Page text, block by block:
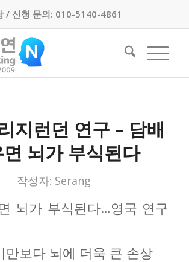
/ 신청 문의: 010-5140-4861
지런던 연구 – 담배
뇌가 부식된다
작성자: Serang
뇌가 부식된다…영국 연구
만보다 뇌에 더욱 큰 손상